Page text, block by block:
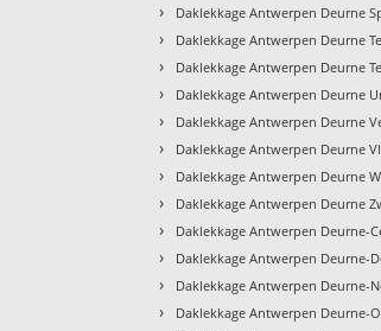
› Daklekkage Antwerpen Deurne
› Daklekkage Antwerpen Deurne
› Daklekkage Antwerpen Deurne
› Daklekkage Antwerpen Deurne
› Daklekkage Antwerpen Deurne
› Daklekkage Antwerpen Deurne
› Daklekkage Antwerpen Deurne
› Daklekkage Antwerpen Deurne
› Daklekkage Antwerpen Deurne-
› Daklekkage Antwerpen Deurne-
› Daklekkage Antwerpen Deurne-
› Daklekkage Antwerpen Deurne-